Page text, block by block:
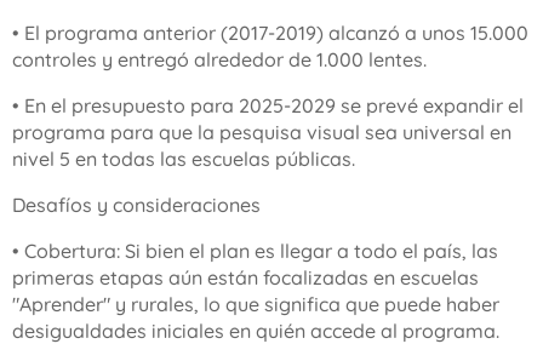
• El programa anterior (2017-2019) alcanzó a unos 15.000
controles y entregó alrededor de 1.000 lentes.
• En el presupuesto para 2025-2029 se prevé expandir el
programa para que la pesquisa visual sea universal en
nivel 5 en todas las escuelas públicas.
Desafíos y consideraciones
• Cobertura: Si bien el plan es llegar a todo el país, las
primeras etapas aún están focalizadas en escuelas
"Aprender" y rurales, lo que significa que puede haber
desigualdades iniciales en quién accede al programa.